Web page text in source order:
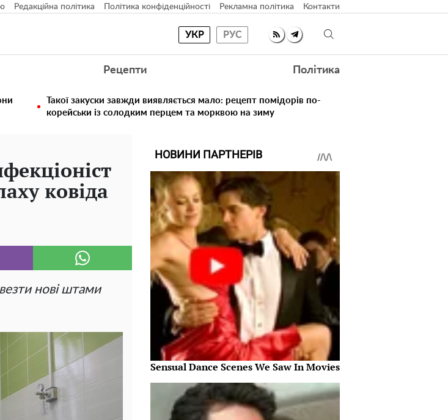
Редакційна політика Політика конфіденційності Рекламна політика Контакти
УКР РУС
Рецепти Політика
Такої закуски завжди виявляється мало: рецепт помідорів по-
корейськи із солодким перцем та морквою на зиму
ковіда
нові штами
НОВИНИ ПАРТНЕРІВ
Sensual Dance Scenes We Saw In Movies